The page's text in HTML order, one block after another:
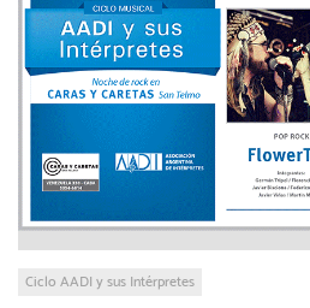
Ciclo AADI y sus Intérpretes